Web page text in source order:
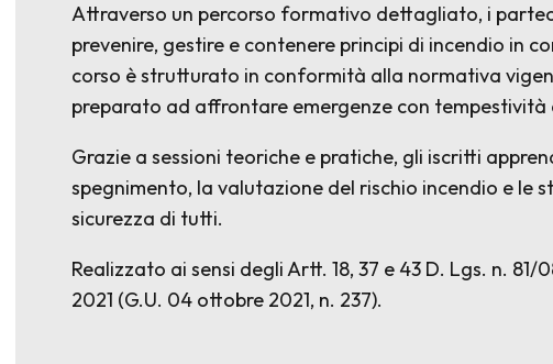
Attraverso un percorso formativo dettagliato, i
prevenire, gestire e contenere principi di incendio in
corso è strutturato in conformità alla normativa
preparato ad affrontare emergenze con tempestività
Grazie a sessioni teoriche e pratiche, gli iscritti
spegnimento, la valutazione del rischio incendio e le
sicurezza di tutti.
Realizzato ai sensi degli Artt. 18, 37 e 43 D. Lgs. n.
2021 (G.U. 04 ottobre 2021, n. 237).